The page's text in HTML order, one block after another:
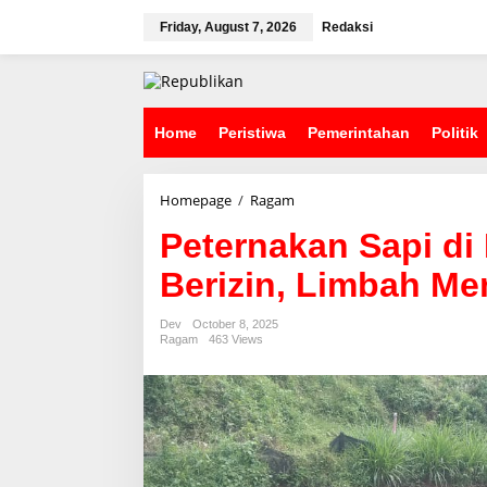
Friday, August 7, 2026 Redaksi
Home Peristiwa Pemerintahan Politik
Homepage / Ragam
t
e
r
n
n
S
a
p
i
d
Peternakan Sapi
Berizin, Limbah
Dev
October 8, 2025
Ragam
463 Views